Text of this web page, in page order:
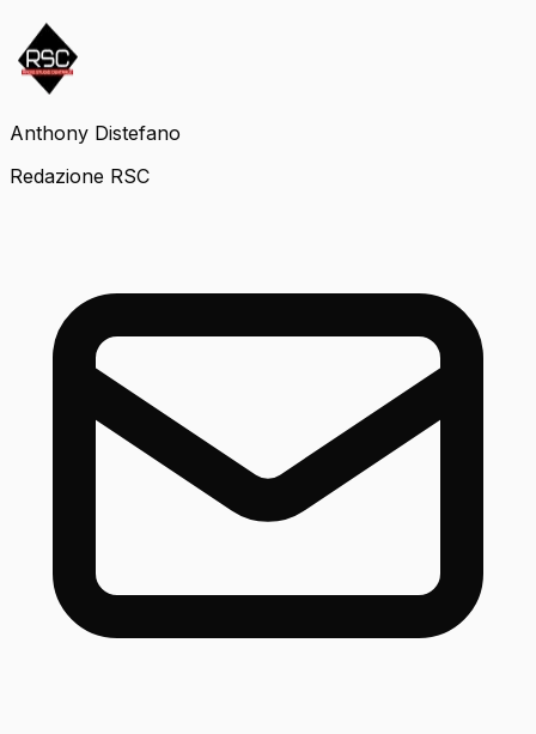
Anthony Distefano
Redazione RSC